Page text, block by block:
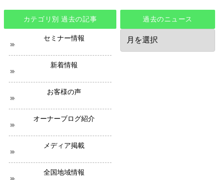
カテゴリ別 過去の記事
セミナー情報
新着情報
お客様の声
オーナーブログ紹介
メディア掲載
全国地域情報
過去のニュース
過
の